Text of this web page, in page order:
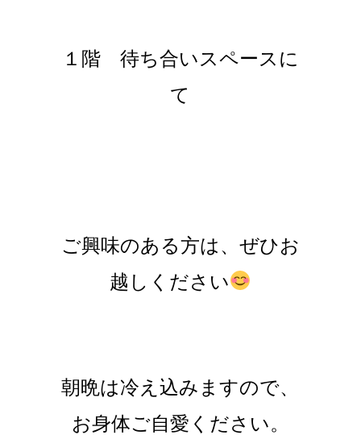
１階 待ち合いスペースに
て
ご興味のある方は、ぜひお
越しください
朝晩は冷え込みますので、
お身体ご自愛ください。